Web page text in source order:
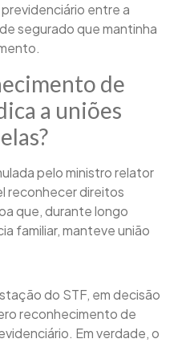
entre a
segurado que mantinha
de
a uniões
pelo ministro relator
reconhecer direitos
que, durante longo
familiar, manteve união
do STF, em decisão
reconhecimento de
Em verdade, o